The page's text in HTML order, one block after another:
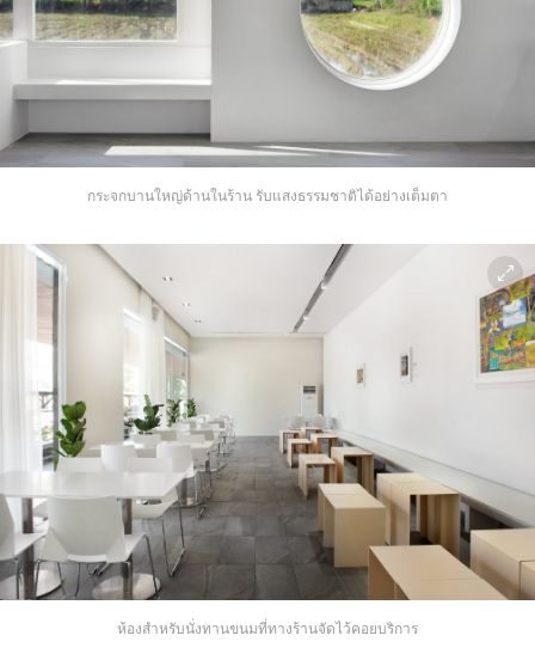
กระจกบานใหญ่ด้านในร้าน รับแสงธรรมชาติได้อย่างเต็มตา
ห้องสำหรับนั่งทานขนมที่ทางร้านจัดไว้คอยบริการ